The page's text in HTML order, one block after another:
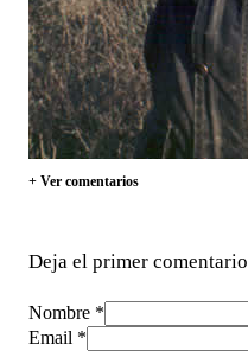
+ Ver comentarios
Deja el primer comentario
Nombre *
Email *